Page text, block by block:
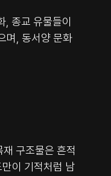
종교 유물들이
며, 동서양 문화
구조물은 흔적
이 기적처럼 남